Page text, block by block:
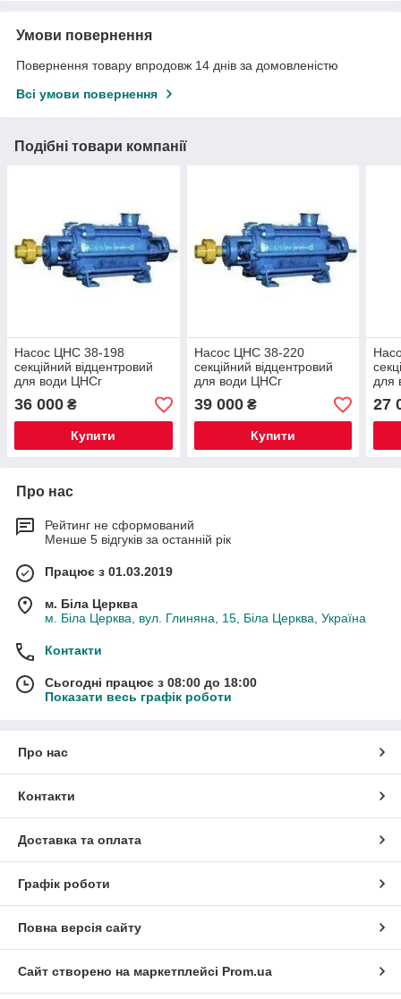
Умови повернення
Повернення товару впродовж 14 днів за домовленістю
Всі умови повернення
Подібні товари компанії
Насос ЦНС 38-198
секційний відцентровий
для води ЦНСг
36 000 ₴
Купити
Насос ЦНС 38-220
секційний відцентровий
для води ЦНСг
39 000₴
Купити
для
27
Про нас
Рейтинг не сформований
Менше 5 відгуків за останній рік
Працює з 01.03.2019
м. Біла Церква
м. Біла Церква, вул. Глиняна, 15, Біла Церква, Україна
Контакти
Сьогодні працює з 08:00 до 18:00
Показати весь графік роботи
Про нас
Контакти
Доставка та оплата
Графік роботи
Повна версія сайту
Сайт створено на маркетплейсі Prom.ua